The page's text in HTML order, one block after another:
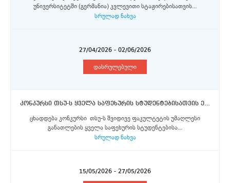
უნივერსიტეტში (გერმანია) კვლევითი სტაჟირებისათვის...
სრულად ნახვა
27/04/2026 - 02/06/2026
დასრულებული
კონკურსი თსუ-ს ყველა საფეხურის სტუდენტებისათვის ერაზმუს+, ორმხრივი თანამშრომლობისა და DAAD-ს აღმოსავლეთ პარტნიორობის პროგრამების სტიპენდიების მოსაპოვებლად
ცხადდება კონკურსი თსუ-ს შვიდივე ფაკულტეტის უმაღლესი
განათლების ყველა საფეხურის სტუდენტებისა...
სრულად ნახვა
15/05/2026 - 27/05/2026